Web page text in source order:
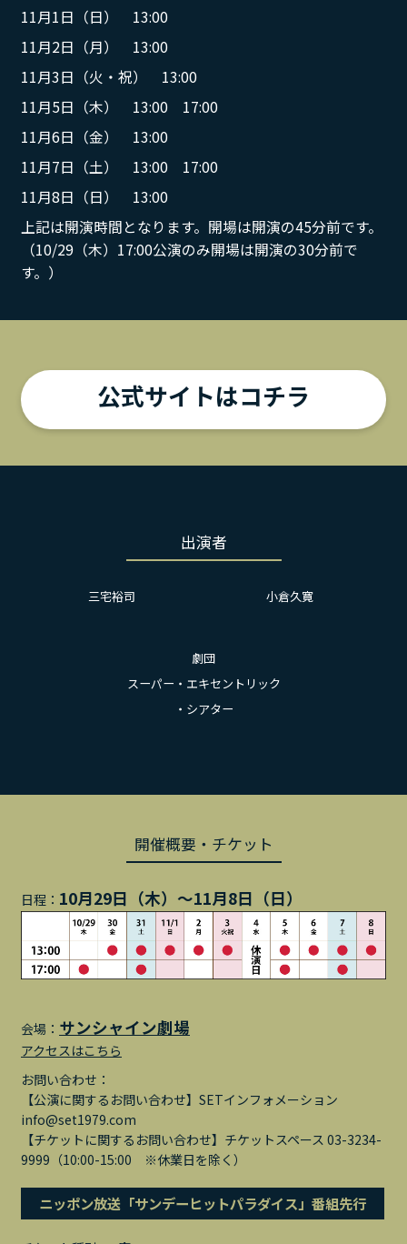
11月1日（日） 13:00
11月2日（月） 13:00
11月3日（火・祝） 13:00
11月5日（木） 13:00 17:00
11月6日（金） 13:00
11月7日（土） 13:00 17:00
11月8日（日） 13:00
上記は開演時間となります。開場は開演の45分前です。
（10/29（木）17:00公演のみ開場は開演の30分前で
す。）
公式サイトはコチラ
出演者
三宅裕司 小倉久寛
劇団
スーパー・エキセントリック
・シアター
開催概要・チケット
日程： 10月29日（木）〜11月8日（日）
会場： サンシャイン劇場
アクセスはこちら
お問い合わせ：
【公演に関するお問い合わせ】SETインフォメーション
info@set1979.com
【チケットに関するお問い合わせ】チケットスペース 03-3234-
9999（10:00-15:00 ※休業日を除く）
ニッポン放送「サンデーヒットパラダイス」番組先行